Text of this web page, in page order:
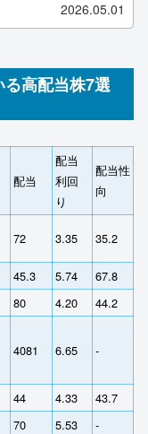
2026.05.01
高配当株7選
配当
配当
利回
り
配当性
向
72 3.35 35.2
45.3 5.74
67.8
80 4.20
44.2
4081 6.65 ‐
44 4.33
43.7
70 5.53
‐